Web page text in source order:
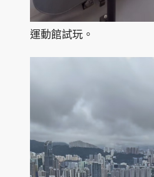
運動館試玩。